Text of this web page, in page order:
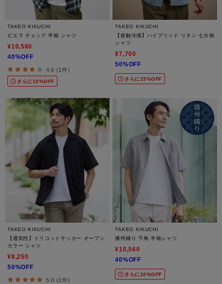
TAKEO KIKUCHI
ビエラ チェック 半袖 シャツ
¥10,560
40%OFF
4.0 (1件)
さらに10%OFF
TAKEO KIKUCHI
【接触冷感】ハイブリッド リネン 七分袖
シャツ
¥7,700
50%OFF
さらに15%OFF
TAKEO KIKUCHI
【通気性】トリコットサッカー オープン
カラー シャツ
¥8,250
50%OFF
5.0 (1件)
TAKEO KIKUCHI
播州織り 千鳥 半袖シャツ
¥10,560
40%OFF
さらに10%OFF